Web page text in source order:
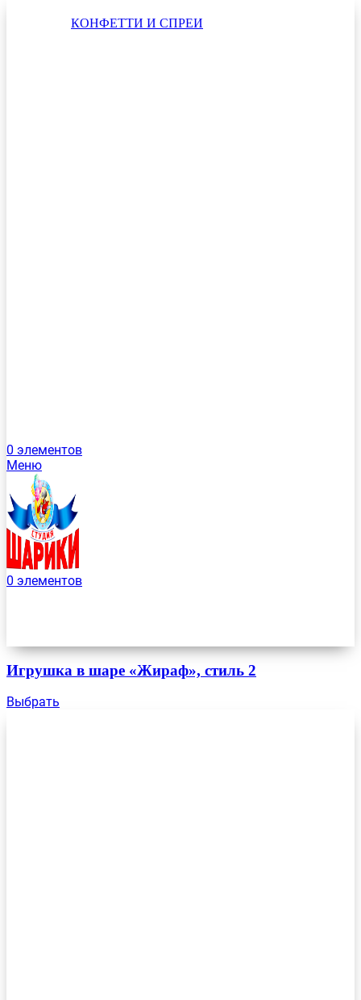
КОНФЕТТИ И СПРЕИ
0 элементов
Меню
0 элементов
Игрушка в шаре «Жираф», стиль 2
Выбрать